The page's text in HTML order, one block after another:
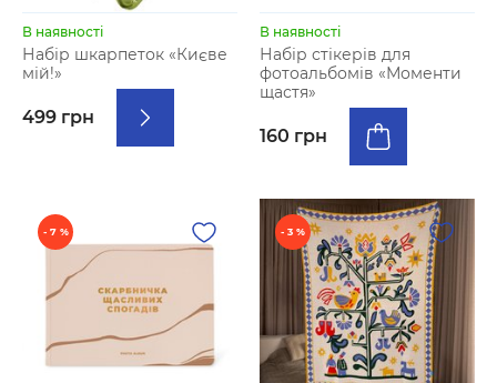
В наявності
Набір шкарпеток «Києве
мій!»
499 грн
В наявності
Набір стікерів для
фотоальбомів «Моменти
щастя»
160 грн
- 7 % - 3 %